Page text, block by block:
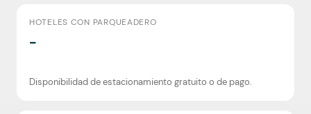
HOTELES CON PARQUEADERO
-
Disponibilidad de estacionamiento gratuito o de pago.